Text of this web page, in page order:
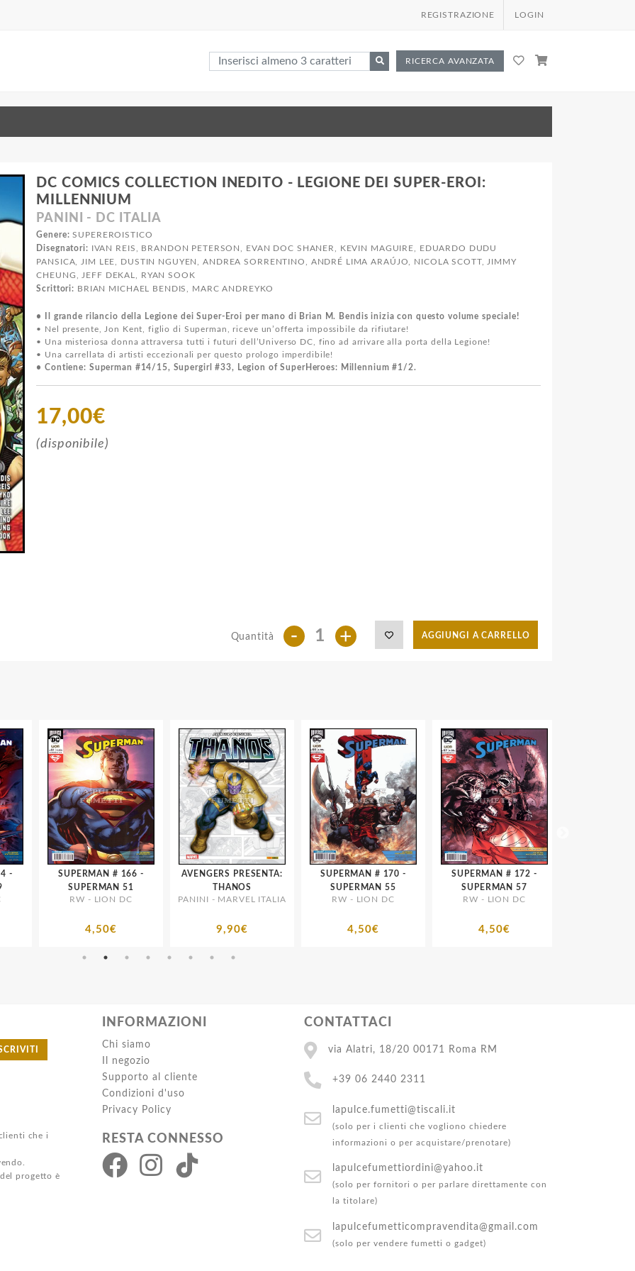
REGISTRAZIONE LOGIN
RICERCA AVANZATA
DC COMICS COLLECTION INEDITO - LEGIONE DEI SUPER-EROI:
MILLENNIUM
PANINI - DC ITALIA
Genere: SUPEREROISTICO
Disegnatori: IVAN REIS, BRANDON PETERSON, EVAN DOC SHANER, KEVIN MAGUIRE, EDUARDO DUDU
PANSICA, JIM LEE, DUSTIN NGUYEN, ANDREA SORRENTINO, ANDRÉ LIMA ARAÚJO, NICOLA SCOTT, JIMMY
CHEUNG, JEFF DEKAL, RYAN SOOK
Scrittori: BRIAN MICHAEL BENDIS, MARC ANDREYKO
• Il grande rilancio della Legione dei Super-Eroi per mano di Brian M. Bendis inizia con questo volume speciale!
• Nel presente, Jon Kent, figlio di Superman, riceve un’offerta impossibile da rifiutare!
• Una misteriosa donna attraversa tutti i futuri dell’Universo DC, fino ad arrivare alla porta della Legione!
• Una carrellata di artisti eccezionali per questo prologo imperdibile!
• Contiene: Superman #14/15, Supergirl #33, Legion of SuperHeroes: Millennium #1/2.
17,00€
(disponibile)
Quantità - + AGGIUNGI A CARRELLO
SUPERMAN # 166 -
SUPERMAN 51
RW - LION DC
4,50€
AVENGERS PRESENTA:
THANOS
PANINI - MARVEL ITALIA
9,90€
SUPERMAN # 170 -
SUPERMAN 55
RW - LION DC
4,50€
SUPERMAN # 172 -
SUPERMAN 57
RW - LION DC
4,50€
che i
progetto è
INFORMAZIONI
Chi siamo
Il negozio
Supporto al cliente
Condizioni d'uso
Privacy Policy
RESTA CONNESSO
CONTATTACI
via Alatri, 18/20 00171 Roma RM
+39 06 2440 2311
lapulce.fumetti@tiscali.it
(solo per i clienti che vogliono chiedere
informazioni o per acquistare/prenotare)
lapulcefumettiordini@yahoo.it
(solo per fornitori o per parlare direttamente con
la titolare)
lapulcefumetticompravendita@gmail.com
(solo per vendere fumetti o gadget)